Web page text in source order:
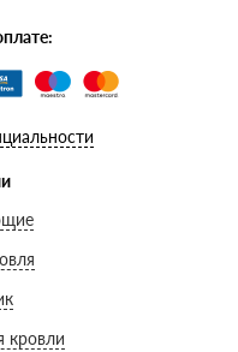
кровли